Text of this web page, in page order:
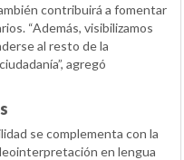
contribuirá a fomentar
“Además, visibilizamos
al resto de la
agregó
se complementa con la
en lengua